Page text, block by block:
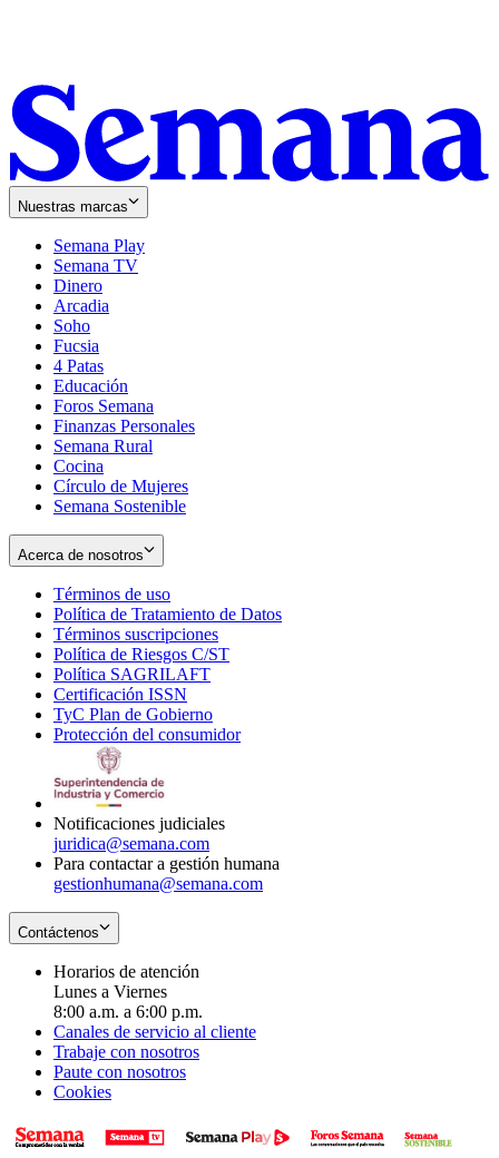
Nuestras marcas
Semana Play
Semana TV
Dinero
Arcadia
Soho
in
new
window
Fucsia
in
new
window
4 Patas
Educación
Foros Semana
Finanzas Personales
Semana Rural
Cocina
Círculo de Mujeres
Semana Sostenible
Acerca de nosotros
Términos de uso
in
new
window
Política de Tratamiento de Datos
Términos suscripciones
in
Política de Riesgos C/ST
Política SAGRILAFT
new
window
Certificación ISSN
in
new
TyC Plan de Gobierno
in
Protección del consumidorOpens
Notificaciones judiciales
juridica@semana.com
Para contactar a gestión humana
gestionhumana@semana.com
Contáctenos
Horarios de atención
Lunes a Viernes
8:00 a.m. a 6:00 p.m.
Canales de servicio al cliente
Trabaje con nosotros
Paute con nosotros
Cookies